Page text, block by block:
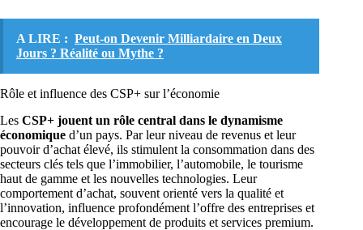
A LIRE : Peut-on Devenir Milliardaire en Deux
Jours ? Réalité ou Mythe ?
Rôle et influence des CSP+ sur l’économie
Les CSP+ jouent un rôle central dans le dynamisme
économique d’un pays. Par leur niveau de revenus et leur
pouvoir d’achat élevé, ils stimulent la consommation dans des
secteurs clés tels que l’immobilier, l’automobile, le tourisme
haut de gamme et les nouvelles technologies. Leur
comportement d’achat, souvent orienté vers la qualité et
l’innovation, influence profondément l’offre des entreprises et
encourage le développement de produits et services premium.